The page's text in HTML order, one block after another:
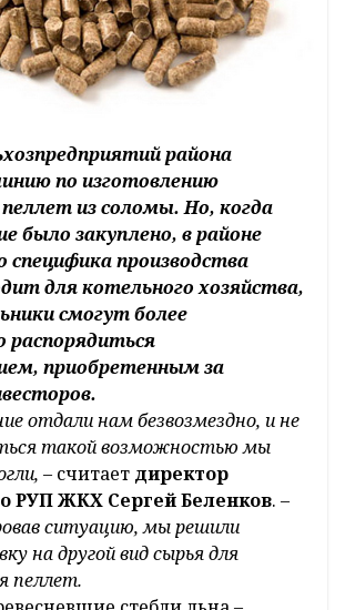
района
по изготовлению
из соломы. Но, когда
было закуплено, в районе
производства
для котельного хозяйства,
смогут более
распорядиться
приобретенным за
отдали нам безвозмездно, и не
такой возможностью мы
– считает директор
РУП ЖКХ Сергей Беленков. –
ситуацию, мы решили
на другой вид сырья для
пеллет.